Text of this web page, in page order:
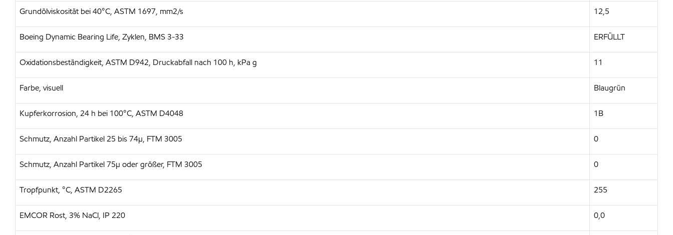
Grundölviskosität bei 40°C, ASTM 1697, mm2/s 12,5
Boeing Dynamic Bearing Life, Zyklen, BMS 3-33 ERFÜLLT
Oxidationsbeständigkeit, ASTM D942, Druckabfall nach 100 h, kPa g 11
Farbe, visuell Blaugrün
Kupferkorrosion, 24 h bei 100°C, ASTM D4048 1B
Schmutz, Anzahl Partikel 25 bis 74µ, FTM 3005 0
Schmutz, Anzahl Partikel 75µ oder größer, FTM 3005 0
Tropfpunkt, °C, ASTM D2265 255
EMCOR Rost, 3% NaCl, IP 220 0,0